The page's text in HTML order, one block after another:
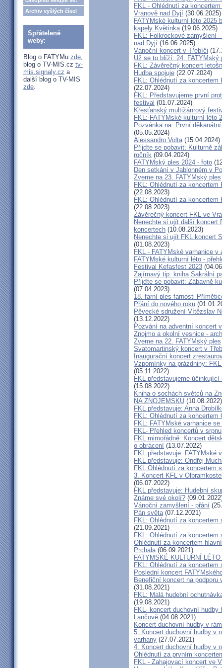
Archiv vyšlých čísel
Spřátelené
weby:
Blog o FATYMu zde,
blog o TV-MIS.cz tv-
mis.signaly.cz a
další blog o TV-MIS
zde.
FKL - Ohlédnutí za
Vranově nad Dyjí (30.06.2025)
FATYMské kulturní léto 2025
kapely Květinka(19.06.2025)
FKL: Folkrockové zamyšlení
nad Dyjí (16.06.2025)
Vánoční koncert v Třebíči
Už se to blíží: 24. FATYMský
FKL: Závěrečný koncert
Hudba spojuje (22.07.2024)
FKL: Ohlédnutí za
(22.07.2024)
FKL: Představujeme první
festival (01.07.2024)
Křesťanský multižánrový
FKL: FATYMské kulturní léto
Pozvánka na: První
(05.05.2024)
Alessandro Volta(15.04.2024)
Přijďte se pobavit: Kulturně
ročník (09.04.2024)
FATYMský ples 2024 - foto
Den setkání v Jablonném v
Zveme na 23. FATYMský ples
FKL: Ohlédnutí za
(22.08.2023)
FKL: Ohlédnutí za koncertem
(22.08.2023)
Závěrečný koncert FKL ve
Nenechte si ujít další koncert
koncertech (10.08.2023)
Nenechte si ujít FKL koncert
(01.08.2023)
FKL - FATYMské varhanice v
FATYMské kulturní léto -
Festival Kefasfest 2023
Zajímavý tip: kniha Sakrální
Přijďte se pobavit: Zábavně
(07.04.2023)
18. farní ples farnosti
Přání do nového roku
Pěvecké sdružení Vítězslav
(13.12.2022)
Pozvání na adventní koncert
Znojmo a okolní vesnice -
Zveme na 22. FATYMský ples
Svatomartinský koncert v
Inaugurační koncert
Vzpomínky na prázdniny:
(05.11.2022)
FKL představujeme účinkující
(15.08.2022)
Kniha o sochách světců na
NA ZNOJEMSKU (10.08.2022)
FKL představuje: Anna
FKL: Ohlédnutí za koncertem
FKL: FATYMské varhanice
FKL- Přehled koncertů v srpnu
FKL mimořádně: Koncert
o obrácení (13.07.2022)
FKL představuje: FATYMské
FKL představuje: Ondřej
FKL Ohlédnutí za koncertem
3. Koncert KFL v
(06.07.2022)
FKL představuje: Hudební
Známe své okolí?
Vánoční zamyšlení - přání
Pán světa(07.12.2021)
FKL: Ohlédnutí za koncertem
(21.09.2021)
FKL: Ohlédnutí za
Ohlédnutí za koncertem
Prchala(06.09.2021)
FATYMSKÉ KULTURNÍ
FKL: Ohlédnutí za
Poslední koncert
Benefiční koncert na podporu
(31.08.2021)
FKL: Malá hudební
(19.08.2021)
FKL- koncert duchovní
Lančově (04.08.2021)
Koncert duchovní hudby v
5. Koncert duchovní hudby v
varhany (27.07.2021)
4. Koncert duchovní hudby v
Ohlédnutí za prvním
FKL - Zahajovací koncert ve